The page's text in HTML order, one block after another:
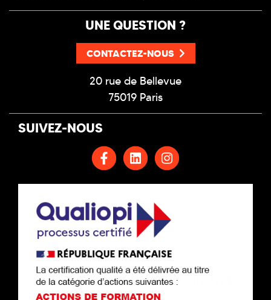
UNE QUESTION ?
CONTACTEZ-NOUS
20 rue de Bellevue
75019 Paris
SUIVEZ-NOUS